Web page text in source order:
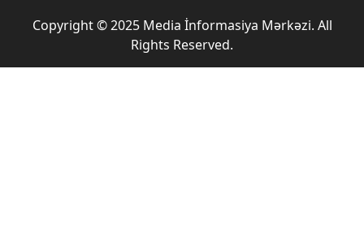
Copyright © 2025 Media İnformasiya Mərkəzi. All
Rights Reserved.